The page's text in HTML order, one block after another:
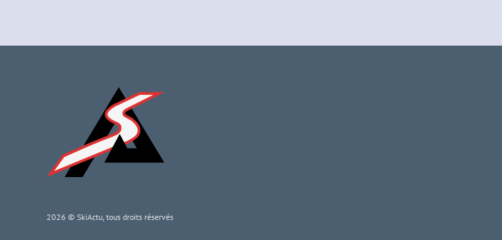
2026 © SkiActu, tous droits réservés